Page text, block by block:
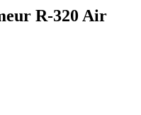
R-320 Air